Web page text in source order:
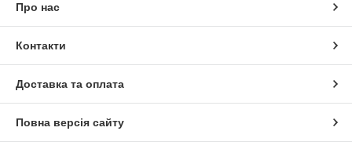
Про нас
Контакти
Доставка та оплата
Повна версія сайту